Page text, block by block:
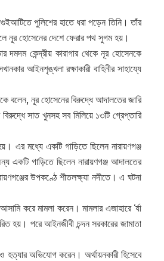
পুলিশের হাতে ধরা পড়েন তিনি। তাঁর
নূর হোসেনের দেশে ফেরার পথ সুগম হয়।
দমদম কেন্দ্রীয় কারাগার থেকে নূর হোসেনকে
আইনশৃঙ্খলা রক্ষাকারী বাহিনীর সাহায্যে
বলেন, নূর হোসেনের বিরুদ্ধে আদালতের জারি
সাত খুনসহ সব মিলিয়ে ১৩টি গ্রেপ্তারি
এর মধ্যে একটি গাড়িতে ছিলেন নারায়ণগঞ্জ
একটি গাড়িতে ছিলেন নারায়ণগঞ্জ আদালতের
উপকণ্ঠে শীতলক্ষ্যা নদীতে। এ ঘটনা
করে মামলা করেন। মামলার এজাহারে ‘র্যা
হয়। পরে আইনজীবী চন্দন সরকারের জামাতা
হত্যার অভিযোগ করেন। অর্থায়নকারী হিসেবে